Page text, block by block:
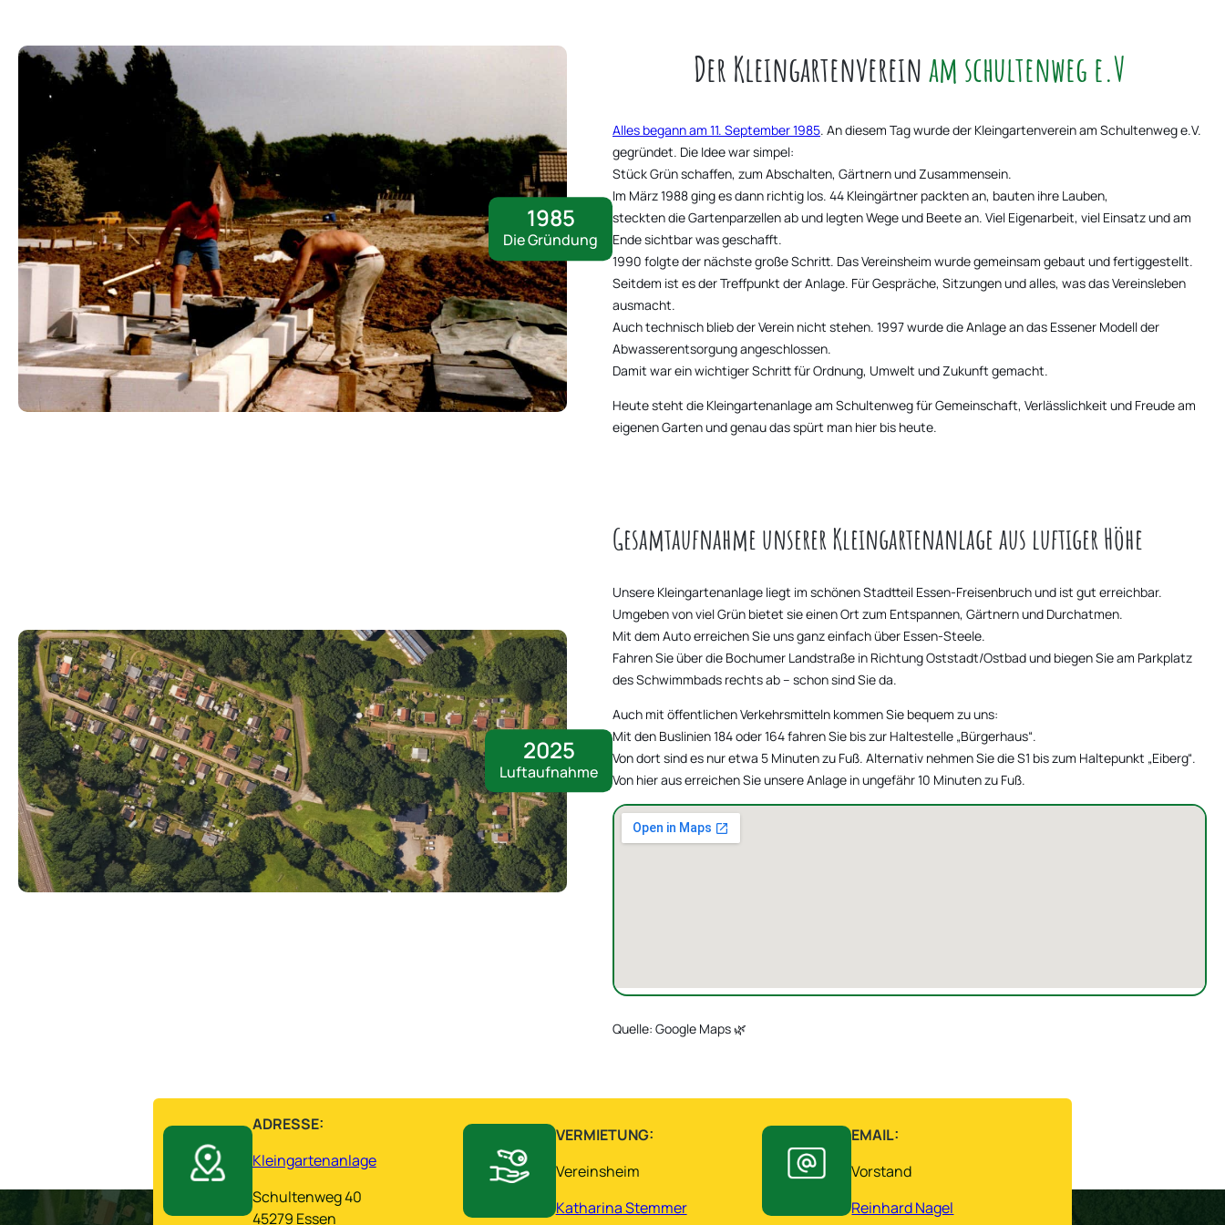
1985
Die Gründung
Der Kleingartenvereinam schultenweg e.V
Alles begann am 11. September 1985. An diesem Tag wurde der Kleingartenverein am Schultenweg e.V.
gegründet. Die Idee war simpel:
Stück Grün schaffen, zum Abschalten, Gärtnern und Zusammensein.
Im März 1988 ging es dann richtig los. 44 Kleingärtner packten an, bauten ihre Lauben,
steckten die Gartenparzellen ab und legten Wege und Beete an. Viel Eigenarbeit, viel Einsatz und am
Ende sichtbar was geschafft.
1990 folgte der nächste große Schritt. Das Vereinsheim wurde gemeinsam gebaut und fertiggestellt.
Seitdem ist es der Treffpunkt der Anlage. Für Gespräche, Sitzungen und alles, was das Vereinsleben
ausmacht.
Auch technisch blieb der Verein nicht stehen. 1997 wurde die Anlage an das Essener Modell der
Abwasserentsorgung angeschlossen.
Damit war ein wichtiger Schritt für Ordnung, Umwelt und Zukunft gemacht.
Heute steht die Kleingartenanlage am Schultenweg für Gemeinschaft, Verlässlichkeit und Freude am
eigenen Garten und genau das spürt man hier bis heute.
2025
Luftaufnahme
Gesamtaufnahme unserer Kleingartenanlage aus luftiger Höhe
Unsere Kleingartenanlage liegt im schönen Stadtteil Essen-Freisenbruch und ist gut erreichbar.
Umgeben von viel Grün bietet sie einen Ort zum Entspannen, Gärtnern und Durchatmen.
Mit dem Auto erreichen Sie uns ganz einfach über Essen-Steele.
Fahren Sie über die Bochumer Landstraße in Richtung Oststadt/Ostbad und biegen Sie am Parkplatz
des Schwimmbads rechts ab – schon sind Sie da.
Auch mit öffentlichen Verkehrsmitteln kommen Sie bequem zu uns:
Mit den Buslinien 184 oder 164 fahren Sie bis zur Haltestelle „Bürgerhaus“.
Von dort sind es nur etwa 5 Minuten zu Fuß. Alternativ nehmen Sie die S1 bis zum Haltepunkt „Eiberg“.
Von hier aus erreichen Sie unsere Anlage in ungefähr 10 Minuten zu Fuß.
Quelle: Google Maps 🌿
ADRESSE:
Kleingartenanlage
Schultenweg 40
45279 Essen
VERMIETUNG:
Vereinsheim
Katharina Stemmer
EMAIL:
Vorstand
Reinhard Nagel